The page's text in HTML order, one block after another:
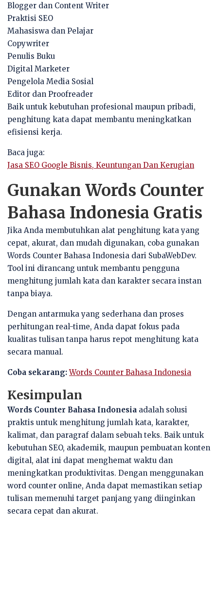
Blogger dan Content Writer
Praktisi SEO
Mahasiswa dan Pelajar
Copywriter
Penulis Buku
Digital Marketer
Pengelola Media Sosial
Editor dan Proofreader
Baik untuk kebutuhan profesional maupun pribadi,
penghitung kata dapat membantu meningkatkan
efisiensi kerja.
Baca juga:
Jasa SEO Google Bisnis, Keuntungan Dan Kerugian
Gunakan Words Counter
Bahasa Indonesia Gratis
Jika Anda membutuhkan alat penghitung kata yang
cepat, akurat, dan mudah digunakan, coba gunakan
Words Counter Bahasa Indonesia dari SubaWebDev.
Tool ini dirancang untuk membantu pengguna
menghitung jumlah kata dan karakter secara instan
tanpa biaya.
Dengan antarmuka yang sederhana dan proses
perhitungan real-time, Anda dapat fokus pada
kualitas tulisan tanpa harus repot menghitung kata
secara manual.
Coba sekarang: Words Counter Bahasa Indonesia
Kesimpulan
Words Counter Bahasa Indonesia adalah solusi
praktis untuk menghitung jumlah kata, karakter,
kalimat, dan paragraf dalam sebuah teks. Baik untuk
kebutuhan SEO, akademik, maupun pembuatan konten
digital, alat ini dapat menghemat waktu dan
meningkatkan produktivitas. Dengan menggunakan
word counter online, Anda dapat memastikan setiap
tulisan memenuhi target panjang yang diinginkan
secara cepat dan akurat.